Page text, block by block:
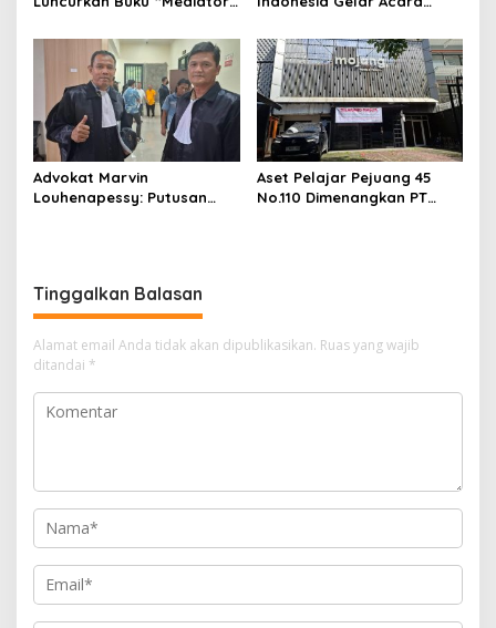
Mediator Lebih Edukatif
dan Solutif
Penyelesaian Sengketa
Pelayaran
Advokat Marvin
Louhenapessy: Putusan
Aset Pelajar Pejuang 45
No.110 Dimenangkan PT
Tinggalkan Balasan
Alamat email Anda tidak akan dipublikasikan. Ruas yang wajib
ditandai *